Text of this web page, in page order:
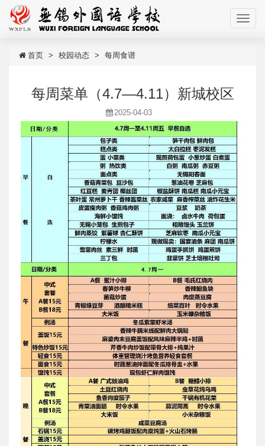
首页 校园动态 每周食谱
每周菜单（4.7—4.11）新城校区
2025-04-03